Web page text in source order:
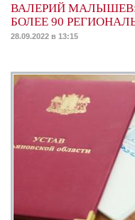
ВАЛЕРИЙ МАЛЫШЕВ:
БОЛЕЕ 90
28.09.2022 в 13:15